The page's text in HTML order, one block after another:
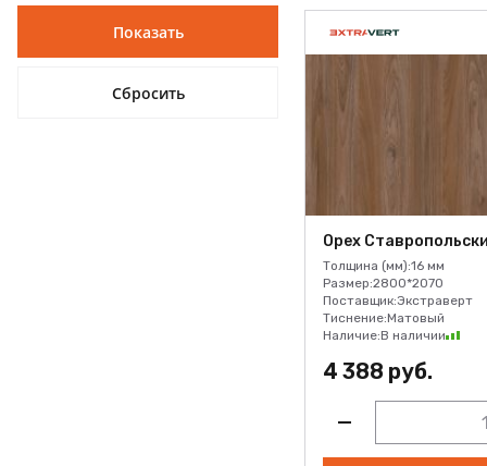
Дуб Новгородский
D.320.W04
Орех
Толщина (мм):16 мм
Размер:2800*2070
Поставщик:Экстраверт
Тиснение:Матовый
Наличие:В наличии
4 388 руб.